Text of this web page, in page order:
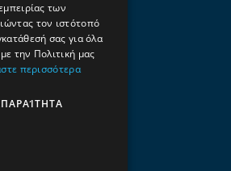
Λάρισας
των
τον ιστότοπό
σας για όλα
την Πολιτική μας
περισσότερα